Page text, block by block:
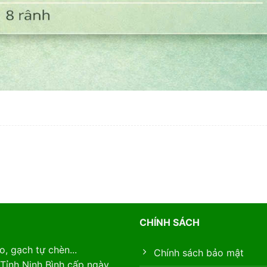
gạch tự chèn...
Ninh Bình cấp ngày
CHÍNH SÁCH
Chính sách bảo mật